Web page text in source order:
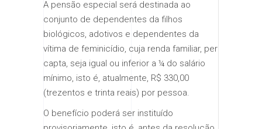
​​A pensão especial será destinada ao
conjunto de dependentes da filhos
biológicos, adotivos e dependentes da
vítima de feminicídio, cuja renda familiar, per
capta, seja igual ou inferior a ¼ do salário
mínimo, isto é, atualmente, R$ 330,00
(trezentos e trinta reais) por pessoa.
​​O benefício poderá ser instituído